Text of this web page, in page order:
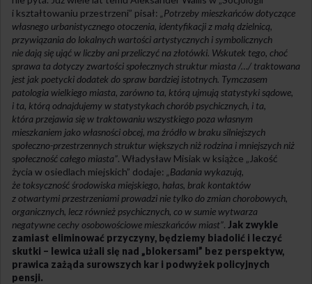
i kształtowaniu przestrzeni” pisał: „Potrzeby mieszkańców dotyczące
własnego urbanistycznego otoczenia, identyfikacji z małą dzielnicą,
przywiązania do lokalnych wartości artystycznych i symbolicznych
nie dają się ująć w liczby ani przeliczyć na złotówki. Wskutek tego, choć
sprawa ta dotyczy zwartości społecznych struktur miasta /…/ traktowana
jest jak poetycki dodatek do spraw bardziej istotnych. Tymczasem
patologia wielkiego miasta, zarówno ta, którą ujmują statystyki sądowe,
i ta, którą odnajdujemy w statystykach chorób psychicznych, i ta,
która przejawia się w traktowaniu wszystkiego poza własnym
mieszkaniem jako własności obcej, ma źródło w braku silniejszych
społeczno-przestrzennych struktur większych niż rodzina i mniejszych niż
społeczność całego miasta”. Władysław Misiak w książce „Jakość
życia w osiedlach miejskich” dodaje: „Badania wykazują,
że toksyczność środowiska miejskiego, hałas, brak kontaktów
z otwartymi przestrzeniami prowadzi nie tylko do zmian chorobowych,
organicznych, lecz również psychicznych, co w sumie wytwarza
negatywne cechy osobowościowe mieszkańców miast”. Jak zwykle
zamiast eliminować przyczyny, będziemy biadolić i leczyć
skutki – lewica użali się nad „blokersami” bez perspektyw,
prawica zażąda surowszych kar i podwyżek policyjnych
pensji.